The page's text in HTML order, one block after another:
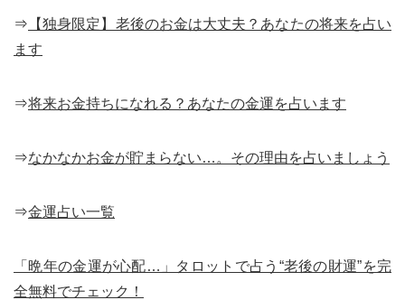
⇒ 【独身限定】老後のお金は大丈夫？あなたの将来を占い
ます
⇒将来お金持ちになれる？あなたの金運を占います
⇒なかなかお金が貯まらない…。その理由を占いましょう
⇒金運占い一覧
「晩年の金運が心配…」タロットで占う“老後の財運”を完
全無料でチェック！